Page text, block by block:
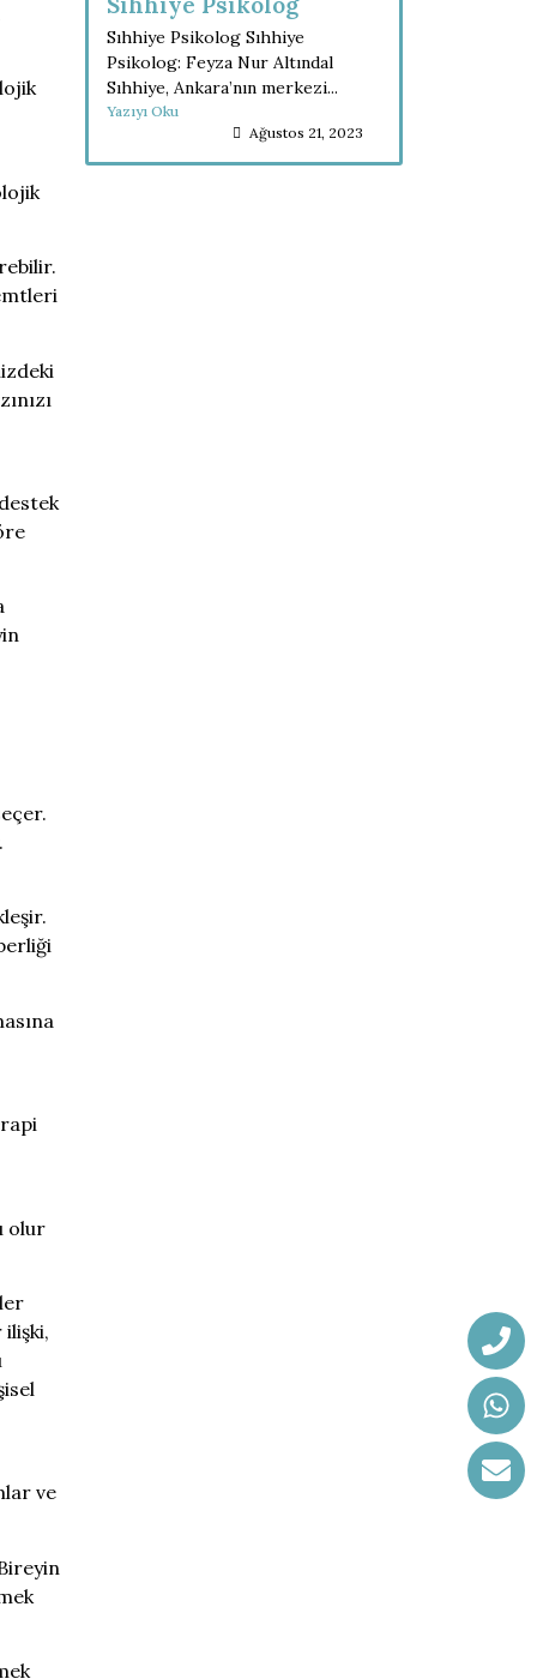
olur
ve
Sıhhiye Psikolog Sıhhiye
Psikolog: Feyza Nur Altındal
Sıhhiye, Ankara’nın merkezi...
Yazıyı Oku
Ağustos 21, 2023